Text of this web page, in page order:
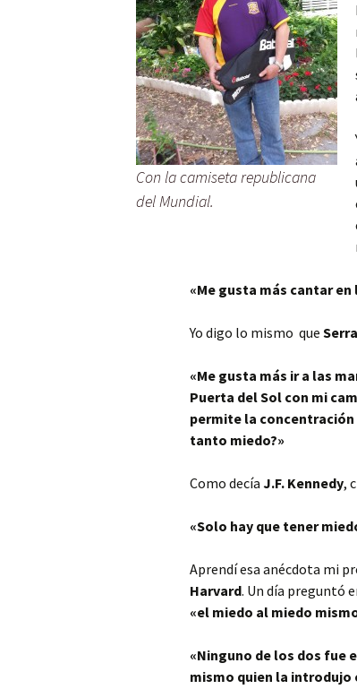
Con la camiseta republicana
del Mundial.
«Me gusta más cantar
Yo digo lo mismo que
«Me gusta más ir a las
Puerta del Sol con mi
permite la concentración
tanto miedo?»
Como decía J.F. Kennedy,
«Solo hay que tener
Aprendí esa anécdota mi
Harvard. Un día preguntó
«el miedo al miedo
«Ninguno de los dos fue
mismo quien la introdujo